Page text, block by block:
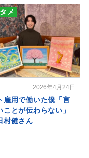
メ
2026年4月24日
雇用で働いた僕「言
ことが伝わらない」
健さん